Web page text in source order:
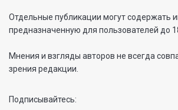
Отдельные публикации могут содержать
предназначенную для пользователей до
Мнения и взгляды авторов не всегда
зрения редакции.
Подписывайтесь: